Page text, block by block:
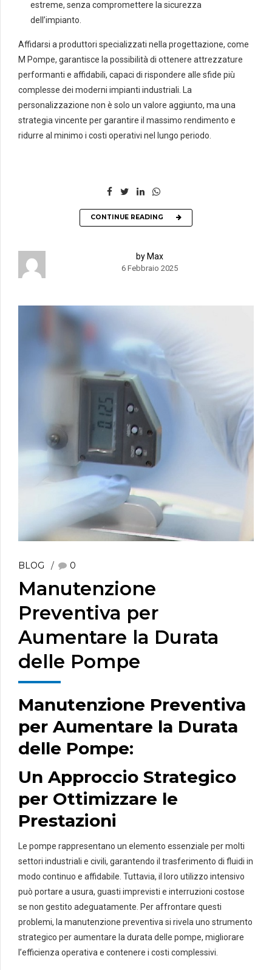
estreme, senza compromettere la sicurezza
dell’impianto.
Affidarsi a produttori specializzati nella progettazione, come
M Pompe, garantisce la possibilità di ottenere attrezzature
performanti e affidabili, capaci di rispondere alle sfide più
complesse dei moderni impianti industriali. La
personalizzazione non è solo un valore aggiunto, ma una
strategia vincente per garantire il massimo rendimento e
ridurre al minimo i costi operativi nel lungo periodo.
CONTINUE READING
by Max
6 Febbraio 2025
BLOG 0
Manutenzione
Preventiva per
Aumentare la Durata
delle Pompe
Manutenzione Preventiva
per Aumentare la Durata
delle Pompe:
Un Approccio Strategico
per Ottimizzare le
Prestazioni
Le pompe rappresentano un elemento essenziale per molti
settori industriali e civili, garantendo il trasferimento di fluidi in
modo continuo e affidabile. Tuttavia, il loro utilizzo intensivo
può portare a usura, guasti imprevisti e interruzioni costose
se non gestito adeguatamente. Per affrontare questi
problemi, la manutenzione preventiva si rivela uno strumento
strategico per aumentare la durata delle pompe, migliorare
l’efficienza operativa e contenere i costi complessivi.